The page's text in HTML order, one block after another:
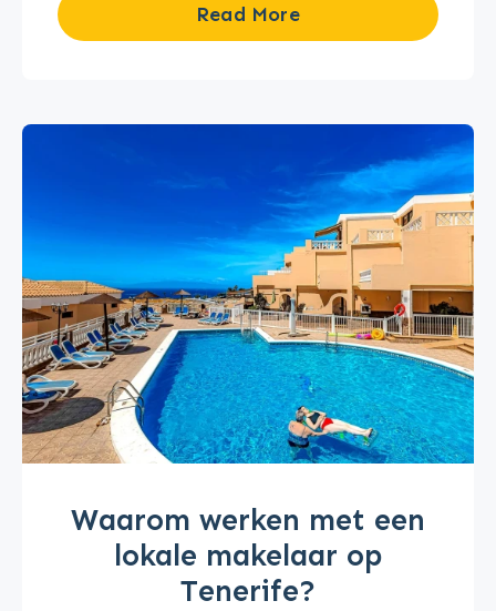
Read More
Waarom werken met een
lokale makelaar op
Tenerife?